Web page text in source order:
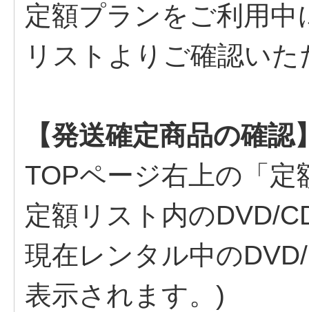
定額プランをご利用
リストよりご確認い
【発送確定商品の確認
TOPページ右上の「
定額リスト内のDVD/
現在レンタル中の
表示されます。)